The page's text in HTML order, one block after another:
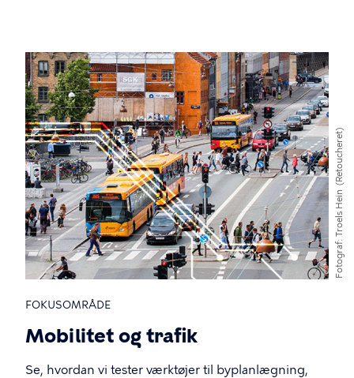
Fotograf
Troels Hein
(Retoucheret)
FOKUSOMRÅDE
Mobilitet og trafik
Se, hvordan vi tester værktøjer til byplanlægning,